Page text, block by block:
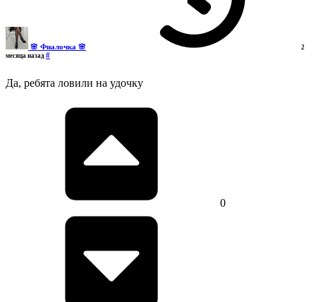
🌸 Фиалочка 🌸
2
месяца назад #
Да, ребята ловили на удочку
0